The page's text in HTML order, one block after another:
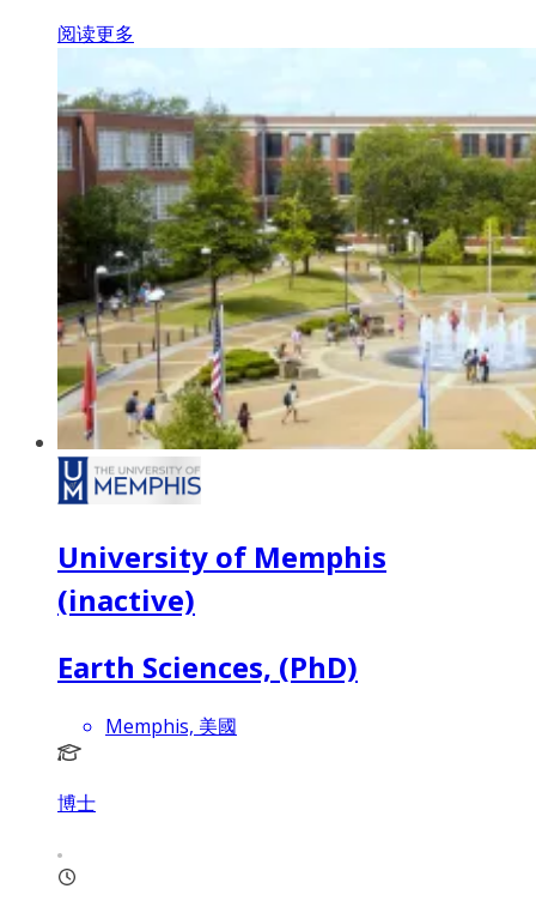
阅读更多
University of Memphis
(inactive)
Earth Sciences, (PhD)
Memphis, 美國
博士